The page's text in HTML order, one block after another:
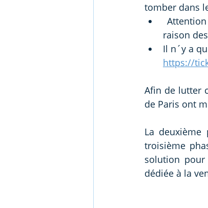
tomber dans
raison
Il n´y a
https://
Afin de lutter
de Paris ont
La
troisième
solution
dédiée à la